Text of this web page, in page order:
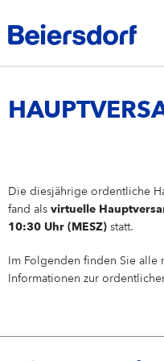
Über uns
Unser Purpose
Unser Management
UNSERE STANDORTE
Beiersdorf Weltweit
Unsere Hamburger
Unsere Forschung
Unsere Studien &
UNSERE GESCHICHTE
UNSERE MARKEN
NIVEA
Hansaplast / Elastoplast /
Strategischer Rahmen
Produkttransparenz
UMWELT
Für das Klima
Inklusion & Gesellschaft
BERICHTE & RICHTLINIEN
INNOVATIONEN
AKTIE
Die diesjährige ordentliche
fand alsvirtuelle
10:30 Uhr (MESZ) statt.
Im Folgenden finden Sie alle
Informationen zur